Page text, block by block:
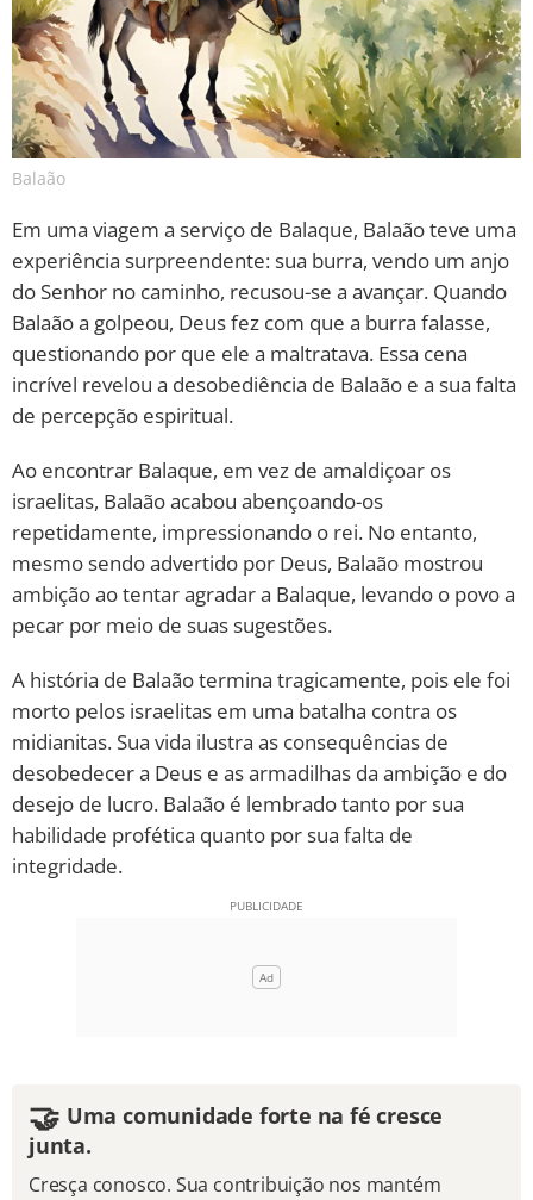
Balaão
Em uma viagem a serviço de Balaque, Balaão teve uma
experiência surpreendente: sua burra, vendo um anjo
do Senhor no caminho, recusou-se a avançar. Quando
Balaão a golpeou, Deus fez com que a burra falasse,
questionando por que ele a maltratava. Essa cena
incrível revelou a desobediência de Balaão e a sua falta
de percepção espiritual.
Ao encontrar Balaque, em vez de amaldiçoar os
israelitas, Balaão acabou abençoando-os
repetidamente, impressionando o rei. No entanto,
mesmo sendo advertido por Deus, Balaão mostrou
ambição ao tentar agradar a Balaque, levando o povo a
pecar por meio de suas sugestões.
A história de Balaão termina tragicamente, pois ele foi
morto pelos israelitas em uma batalha contra os
midianitas. Sua vida ilustra as consequências de
desobedecer a Deus e as armadilhas da ambição e do
desejo de lucro. Balaão é lembrado tanto por sua
habilidade profética quanto por sua falta de
integridade.
🤝 Uma comunidade forte na fé cresce
junta.
Cresça conosco. Sua contribuição nos mantém